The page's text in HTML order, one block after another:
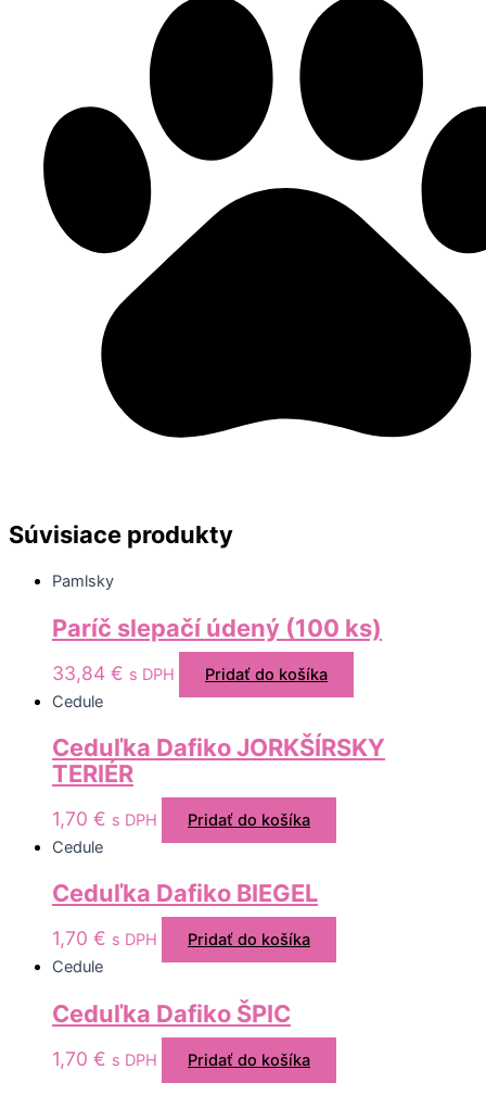
Súvisiace produkty
Pamlsky
Paríč slepačí údený (100 ks)
33,84 € s DPH
Pridať do košíka
Cedule
Ceduľka Dafiko JORKŠÍRSKY
TERIÉR
1,70 € s DPH
Pridať do košíka
Cedule
Ceduľka Dafiko BIEGEL
1,70 € s DPH
Pridať do košíka
Cedule
Ceduľka Dafiko ŠPIC
1,70 € s DPH Pridať do košíka